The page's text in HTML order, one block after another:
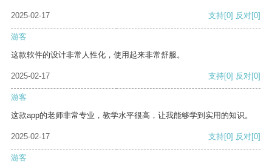
2025-02-17 支持[0] 反对[0]
游客
这款软件的设计非常人性化，使用起来非常舒服。
2025-02-17 支持[0] 反对[0]
游客
这款app的老师非常专业，教学水平很高，让我能够学到实用的知识。
2025-02-17 支持[0] 反对[0]
游客